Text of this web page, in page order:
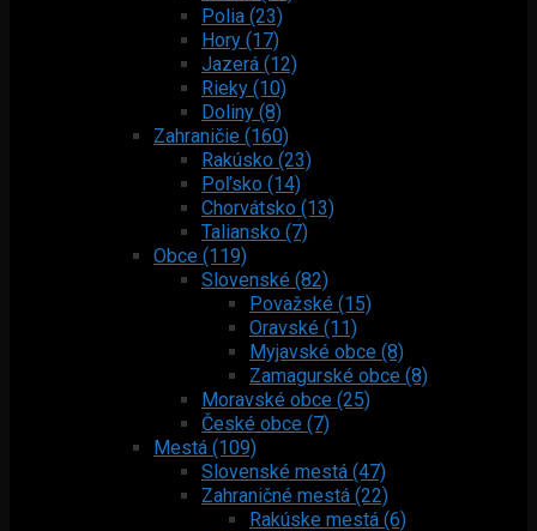
Polia (23)
Hory (17)
Jazerá (12)
Rieky (10)
Doliny (8)
Zahraničie (160)
Rakúsko (23)
Poľsko (14)
Chorvátsko (13)
Taliansko (7)
Obce (119)
Slovenské (82)
Považské (15)
Oravské (11)
Myjavské obce (8)
Zamagurské obce (8)
Moravské obce (25)
České obce (7)
Mestá (109)
Slovenské mestá (47)
Zahraničné mestá (22)
Rakúske mestá (6)